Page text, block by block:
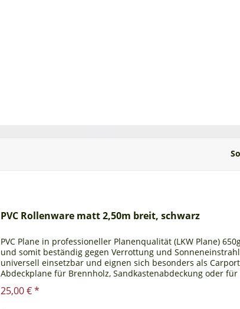
PVC Rollenware matt 2,50m breit, schwarz
PVC Plane in professioneller Planenqualität (LKW Plane)
und somit beständig gegen Verrottung und
universell einsetzbar und eignen sich besonders als
Abdeckplane für Brennholz, Sandkastenabdeckung oder
Ihnen auch ein...
25,00 € *